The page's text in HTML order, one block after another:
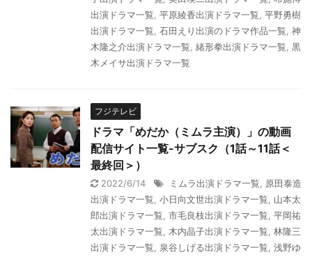
出演ドラマ一覧 平原綾香出演ドラマ一覧 平野勇樹
出演ドラマ一覧 石田えり出演のドラマ作品一覧 神
木隆之介出演ドラマ一覧 緒形拳出演ドラマ一覧 黒
木メイサ出演ドラマ一覧
フジテレビ
ドラマ「めだか（ミムラ主演）」の動画
配信サイト一覧-サブスク（1話～11話＜
最終回＞）
2022/6/14 ミムラ出演ドラマ一覧
原田泰造
出演ドラマ一覧 小日向文世出演ドラマ一覧
山本太
郎出演ドラマ一覧 市毛良枝出演ドラマ一覧 平岡祐
太出演ドラマ一覧
木内晶子出演ドラマ一覧 林隆三
出演ドラマ一覧
泉谷しげる出演ドラマ一覧 浅野ゆ